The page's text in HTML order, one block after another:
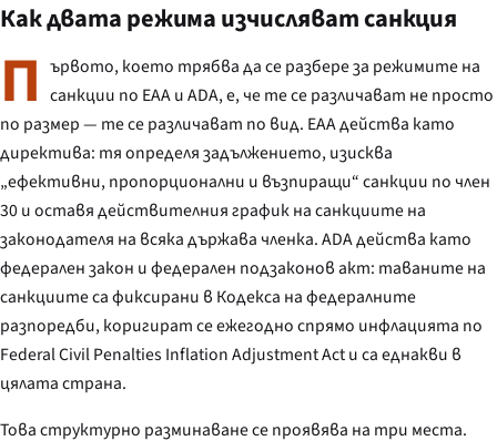
Как двата режима изчисляват санкция
П ървото, което трябва да се разбере за режимите на
санкции по EAA и ADA, е, че те се различават не просто
по размер — те се различават по вид. EAA действа като
директива: тя определя задължението, изисква
„ефективни, пропорционални и възпиращи“ санкции по член
30 и оставя действителния график на санкциите на
законодателя на всяка държава членка. ADA действа като
федерален закон и федерален подзаконов акт: таваните на
санкциите са фиксирани в Кодекса на федералните
разпоредби, коригират се ежегодно спрямо инфлацията по
Federal Civil Penalties Inflation Adjustment Actи са еднакви в
цялата страна.
Това структурно разминаване се проявява на три места.